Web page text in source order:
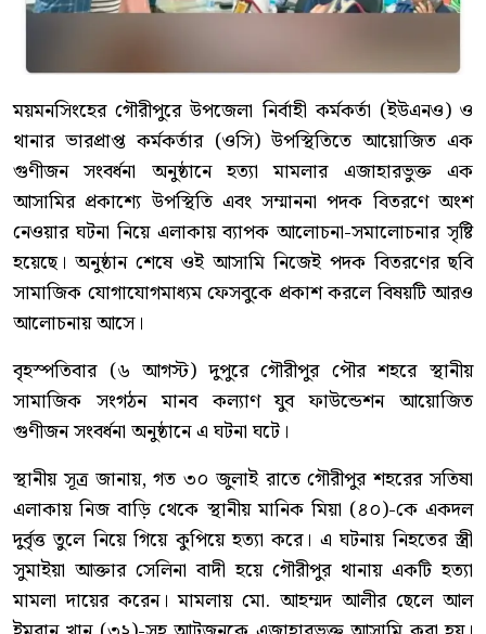
ময়মনসিংহের গৌরীপুরে উপজেলা নির্বাহী কর্মকর্তা (ইউএনও) ও
থানার ভারপ্রাপ্ত কর্মকর্তার (ওসি) উপস্থিতিতে আয়োজিত এক
গুণীজন সংবর্ধনা অনুষ্ঠানে হত্যা মামলার এজাহারভুক্ত এক
আসামির প্রকাশ্যে উপস্থিতি এবং সম্মাননা পদক বিতরণে অংশ
নেওয়ার ঘটনা নিয়ে এলাকায় ব্যাপক আলোচনা-সমালোচনার সৃষ্টি
হয়েছে। অনুষ্ঠান শেষে ওই আসামি নিজেই পদক বিতরণের ছবি
সামাজিক যোগাযোগমাধ্যম ফেসবুকে প্রকাশ করলে বিষয়টি আরও
আলোচনায় আসে।
বৃহস্পতিবার (৬ আগস্ট) দুপুরে গৌরীপুর পৌর শহরে স্থানীয়
সামাজিক সংগঠন মানব কল্যাণ যুব ফাউন্ডেশন আয়োজিত
গুণীজন সংবর্ধনা অনুষ্ঠানে এ ঘটনা ঘটে।
স্থানীয় সূত্র জানায়, গত ৩০ জুলাই রাতে গৌরীপুর শহরের সতিষা
এলাকায় নিজ বাড়ি থেকে স্থানীয় মানিক মিয়া (৪০)-কে একদল
দুর্বৃত্ত তুলে নিয়ে গিয়ে কুপিয়ে হত্যা করে। এ ঘটনায় নিহতের স্ত্রী
সুমাইয়া আক্তার সেলিনা বাদী হয়ে গৌরীপুর থানায় একটি হত্যা
মামলা দায়ের করেন। মামলায় মো. আহম্মদ আলীর ছেলে আল